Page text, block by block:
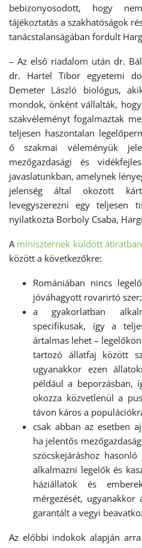
bebizonyosodott, hogy
tájékoztatás a szakhatóságok
tanácstalanságában fordult
– Az első riadalom után dr.
dr. Hartel Tibor egyetemi
Demeter László biológus,
mondok, önként vállalták,
szakvéleményt fogalmaztak
teljesen haszontalan
ő szakmai véleményük
mezőgazdasági és
javaslatunkban, amelynek
jelenség által okozott
levegyszerezni egy teljesen
nyilatkozta Borboly Csaba,
A miniszternek küldött átiratban
között a következőkre:
Romániában nincs
jóváhagyott rovarirtó szer;
a gyakorlatban
specifikusak, így a
ártalmas lehet –
tartozó állatfaj között
ugyanakkor ezen
például a beporzásban,
okozza közvetlenül a
távon káros a
csak abban az esetben
ha jelentős
szöcskejáráshoz
alkalmazni legelők és
háziállatok és
mérgezését,
garantált a vegyi
Az előbbi indokok alapján